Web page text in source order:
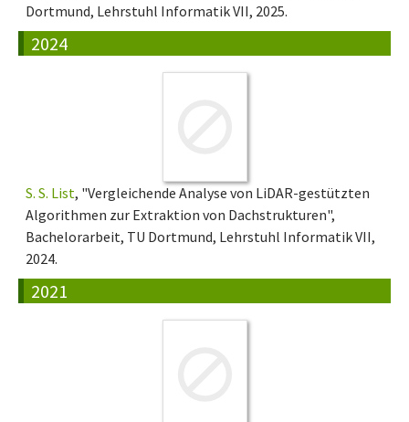
Dortmund, Lehrstuhl Informatik VII, 2025.
2024
S. S. List, "Vergleichende Analyse von LiDAR-gestützten
Algorithmen zur Extraktion von Dachstrukturen",
Bachelorarbeit, TU Dortmund, Lehrstuhl Informatik VII,
2024.
2021